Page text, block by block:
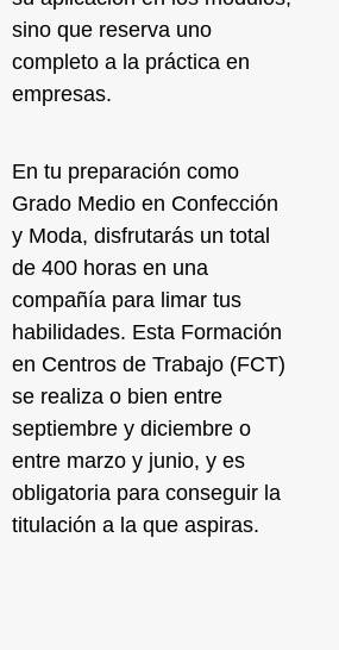
sino que reserva uno
completo a la práctica en
empresas.
En tu preparación como
Grado Medio en Confección
y Moda, disfrutarás un total
de 400 horas en una
compañía para limar tus
habilidades. Esta Formación
en Centros de Trabajo (FCT)
se realiza o bien entre
septiembre y diciembre o
entre marzo y junio, y es
obligatoria para conseguir la
titulación a la que aspiras.